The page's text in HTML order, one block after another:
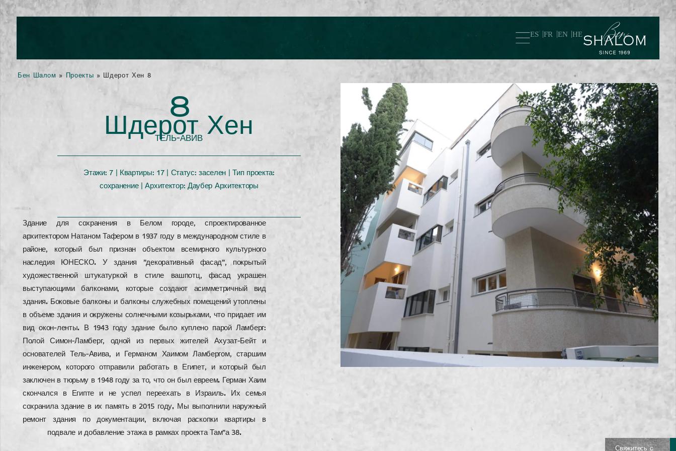
ES FR EN HE
Бен Шалом » Проекты » Шдерот Хен 8
8
Шдерот Хен
ТЕЛЬ-АВИВ
Этажи: 7 | Квартиры: 17 | Статус: заселен | Тип проекта:
сохранение | Архитектор: Даубер Архитекторы
Здание для сохранения в Белом городе, спроектированное
архитектором Натаном Тафером в 1937 году в международном стиле в
районе, который был признан объектом всемирного культурного
наследия ЮНЕСКО. У здания "декоративный фасад", покрытый
художественной штукатуркой в стиле вашпотц, фасад украшен
выступающими балконами, которые создают асимметричный вид
здания. Боковые балконы и балконы служебных помещений утоплены
в объеме здания и окружены солнечными козырьками, что придает им
вид окон-ленты. В 1943 году здание было куплено парой Ламберг:
Полой Симон-Ламберг, одной из первых жителей Ахузат-Бейт и
основателей Тель-Авива, и Германом Хаимом Ламбергом, старшим
инженером, которого отправили работать в Египет, и который был
заключен в тюрьму в 1948 году за то, что он был евреем. Герман Хаим
скончался в Египте и не успел переехать в Израиль. Их семья
сохранила здание в их память в 2015 году. Мы выполнили наружный
ремонт здания по документации, включая раскопки квартиры в
подвале и добавление этажа в рамках проекта Там"а 38.
Свяжитесь с